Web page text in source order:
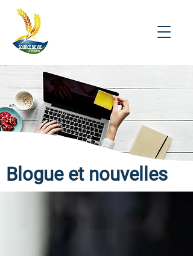
Blogue et nouvelles